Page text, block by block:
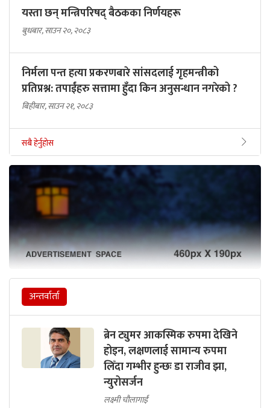
यस्ता छन् मन्त्रिपरिषद् बैठकका निर्णयहरू
बुधबार, साउन २०, २०८३
निर्मला पन्त हत्या प्रकरणबारे सांसदलाई गृहमन्त्रीको
प्रतिप्रश्न: तपाईंहरु सत्तामा हुँदा किन अनुसन्धान नगरेको ?
बिहीबार, साउन २१, २०८३
सबै हेर्नुहोस
अन्तर्वार्ता
ब्रेन ट्युमर आकस्मिक रुपमा देखिने
होइन, लक्षणलाई सामान्य रुपमा
लिँदा गम्भीर हुन्छः डा राजीव झा,
न्युरोसर्जन
लक्ष्मी चौलागाईं